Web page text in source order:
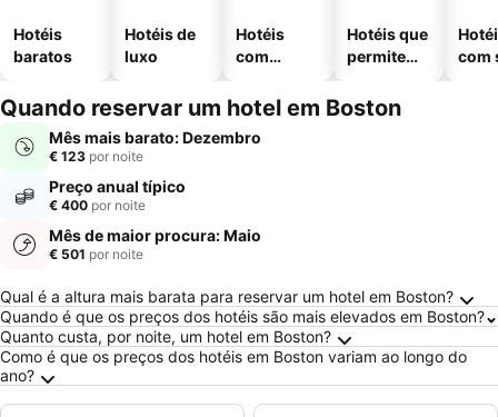
Hotéis
baratos
Hotéis de
luxo
Hotéis
com
Hotéis que
permitem
com
Quando reservar um hotel em Boston
Mês mais barato: Dezembro
€ 123 por noite
Preço anual típico
€ 400 por noite
Mês de maior procura: Maio
€ 501 por noite
Perguntas Frequentes sobre Boston
Qual é a altura mais barata para reservar um hotel em Boston?
Quando é que os preços dos hotéis são mais elevados em Boston?
Quanto custa, por noite, um hotel em Boston?
Como é que os preços dos hotéis em Boston variam ao longo do
ano?